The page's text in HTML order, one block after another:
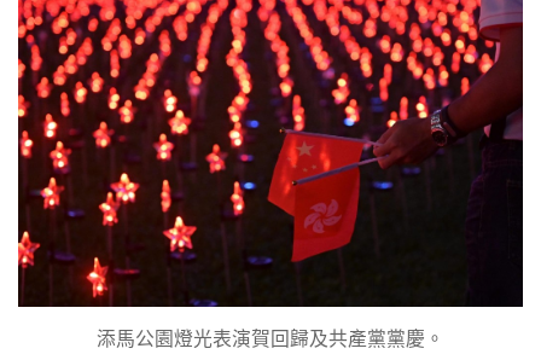
添馬公園燈光表演賀回歸及共產黨黨慶。